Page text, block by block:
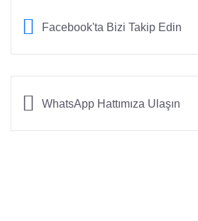
Facebook'ta Bizi Takip Edin
WhatsApp Hattımıza Ulaşın